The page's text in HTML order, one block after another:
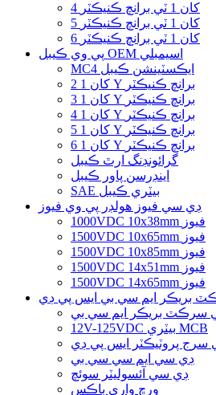
4 کان 1 ٽي برانچ ڪنيڪٽر
5 کان 1 ٽي برانچ ڪنيڪٽر
6 کان 1 ٽي برانچ ڪنيڪٽر
پي وي ڪيبل OEM اسيمبلي
MC4 ايڪسٽينشن ڪيبل
2 کان 1 Y برانچ ڪنيڪٽر
3 کان 1 Y برانچ ڪنيڪٽر
4 کان 1 Y برانچ ڪنيڪٽر
5 کان 1 Y برانچ ڪنيڪٽر
6 کان 1 Y برانچ ڪنيڪٽر
گرائونڊنگ ارٿ ڪيبل
اينڊرسن پاور ڪيبل
SAE بيٽري ڪيبل
ڊي سي فيوز هولڊر پي وي فيوز
1000VDC 10x38mm فيوز
1500VDC 10x65mm فيوز
1500VDC 10x85mm فيوز
1500VDC 14x51mm فيوز
1500VDC 14x65mm فيوز
بريڪر ايم سي بي ايس پي ڊي
سرڪٽ بريڪر ايم سي بي
12V-125VDC بيٽري MCB
پروٽيڪٽر ايس پي ڊي
ڊي سي ايم سي سي بي
ڊي سي آئسوليٽر سوئچ
ورڇ واري باڪس